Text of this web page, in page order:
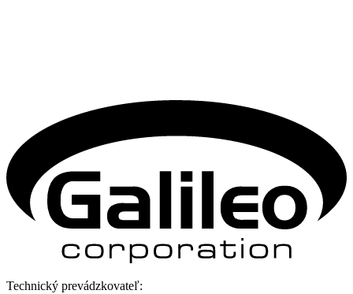
Technický prevádzkovateľ: